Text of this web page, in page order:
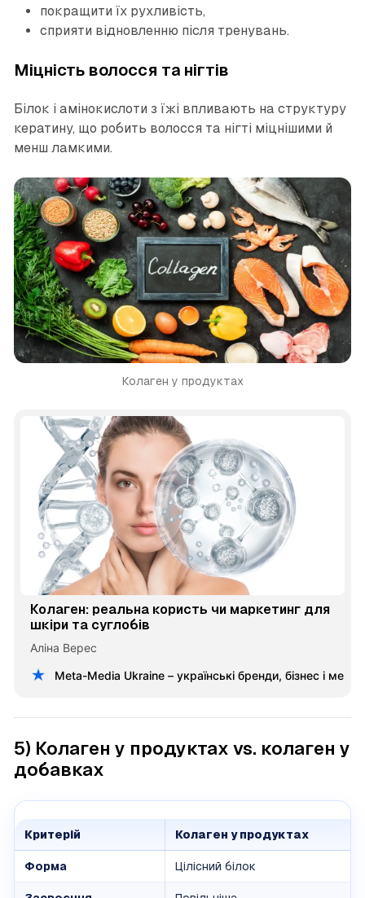
покращити їх рухливість,
сприяти відновленню після тренувань.
Міцність волосся та нігтів
Білок і амінокислоти з їжі впливають на структуру
кератину, що робить волосся та нігті міцнішими й
менш ламкими.
Колаген у продуктах
Колаген: реальна користь чи маркетинг для
шкіри та суглобів
Аліна Верес
Meta-Media Ukraine – українські бренди, бізнес і
5) Колаген у продуктах vs. колаген у
добавках
Критерій Колаген у продуктах
Форма Цілісний білок